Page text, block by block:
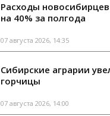
Расходы
на 40% за полгода
07 августа 2026, 14:35
Сибирские аграрии
горчицы
07 августа 2026, 14:00